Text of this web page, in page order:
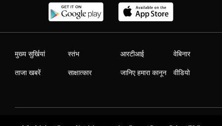
मुख्य सुर्खियां
ताजा खबरें
स्तंभ
साक्षात्कार
आरटीआई
जानिए हमारा कानून
वेबिनार
वीडियो